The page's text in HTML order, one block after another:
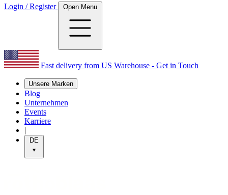
Login / Register Open Menu
Fast delivery from US Warehouse - Get in Touch
Unsere Marken
Blog
Unternehmen
Events
Karriere
|
DE